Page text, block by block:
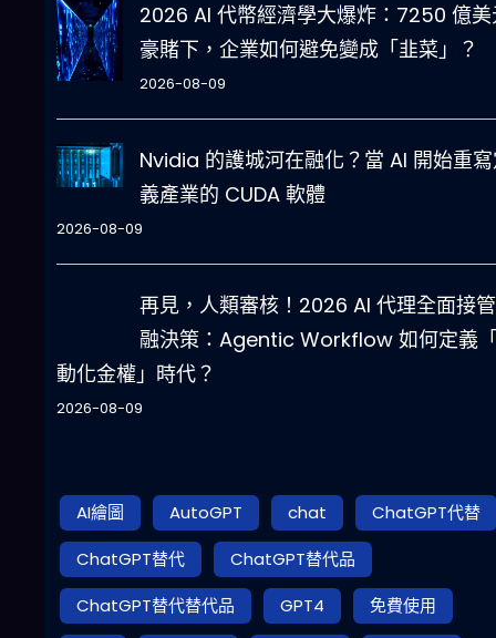
2026 AI 代幣經濟學大爆炸：7250 億美
豪賭下，企業如何避免變成「韭菜」？
2026-08-09
Nvidia 的護城河在融化？當 AI 開始重
義產業的 CUDA 軟體
2026-08-09
再見，人類審核！2026 AI 代理全面接
融決策：Agentic Workflow 如何定義
動化金權」時代？
2026-08-09
AI繪圖 AutoGPT chat
ChatGPT代替
ChatGPT替代
ChatGPT替代品
ChatGPT替代替代品
GPT4
免費使用